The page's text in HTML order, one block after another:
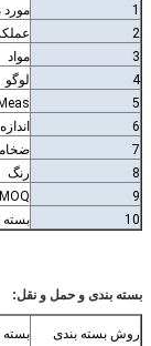
1
2
3
مواد
4
لوگو
5
6
اندازه
7
8
رنگ
9
MOQ
10
بسته
بسته بندی و حمل و نقل:
روش بسته بندی